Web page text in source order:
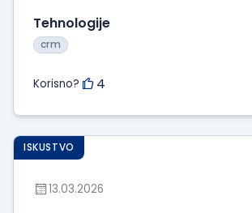
Tehnologije
crm
Korisno? 4
ISKUSTVO
13.03.2026